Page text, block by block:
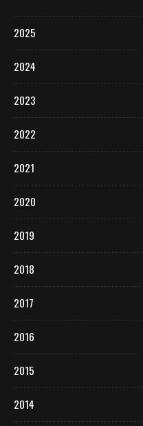
2025
2024
2023
2022
2021
2020
2019
2018
2017
2016
2015
2014